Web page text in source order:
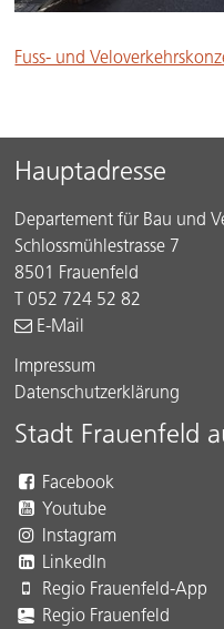
Fuss- und
Sidebar
Footer
Hauptadresse
Departement für Bau und
Schlossmühlestrasse 7
8501 Frauenfeld
T 052 724 52 82
E-Mail
Impressum
Datenschutzerklärung
Stadt Frauenfeld
Facebook
Youtube
Instagram
LinkedIn
Regio Frauenfeld-App
Regio Frauenfeld